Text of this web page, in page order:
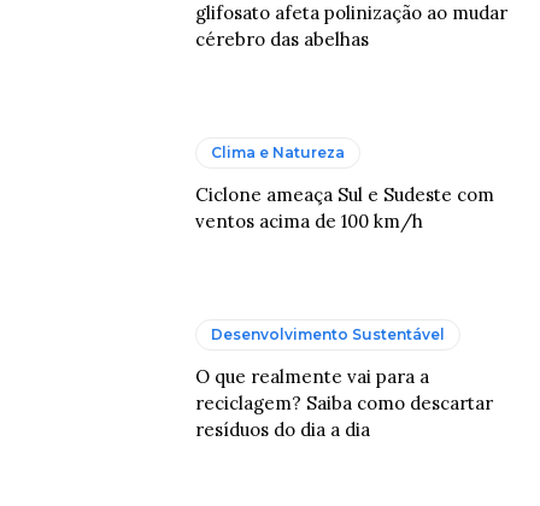
glifosato afeta polinização ao mudar
cérebro das abelhas
Clima e Natureza
Ciclone ameaça Sul e Sudeste com
ventos acima de 100 km/h
Desenvolvimento Sustentável
O que realmente vai para a
reciclagem? Saiba como descartar
resíduos do dia a dia